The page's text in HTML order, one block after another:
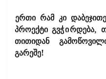
ერთი რამ კი
პროექტი გვჭირდება,
თითიდან
გარეშე!